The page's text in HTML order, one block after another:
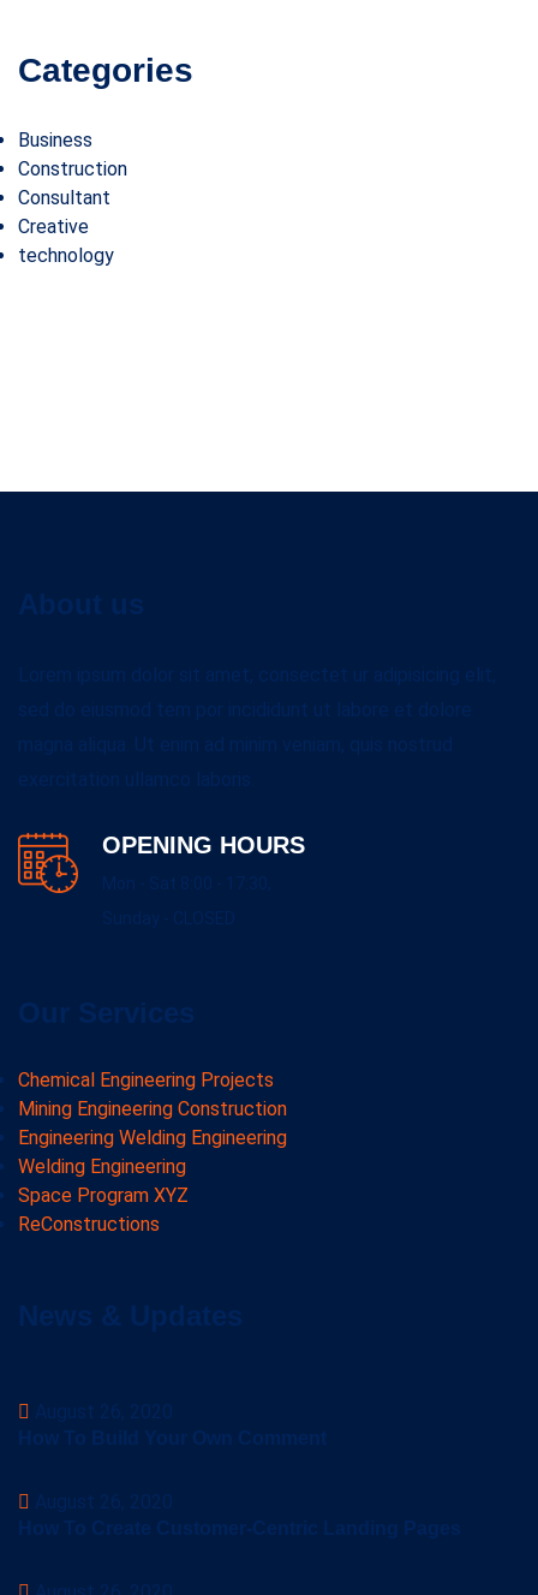
Categories
Business
Construction
Consultant
Creative
technology
About us
Lorem ipsum dolor sit amet, consectet ur adipisicing elit,
sed do eiusmod tem por incididunt ut labore et dolore
magna aliqua. Ut enim ad minim veniam, quis nostrud
exercitation ullamco laboris.
OPENING HOURS
Mon - Sat 8:00 - 17:30,
Sunday - CLOSED
Our Services
Chemical Engineering Projects
Mining Engineering Construction
Engineering Welding Engineering
Welding Engineering
Space Program XYZ
ReConstructions
News & Updates
August 26, 2020
How To Build Your Own Comment
August 26, 2020
How To Create Customer-Centric Landing Pages